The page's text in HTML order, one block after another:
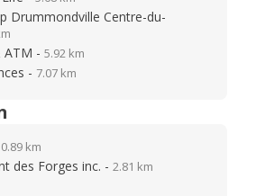
Drummondville Centre-du-
ATM - 5.92 km
- 7.07 km
0.89 km
des Forges inc. - 2.81 km